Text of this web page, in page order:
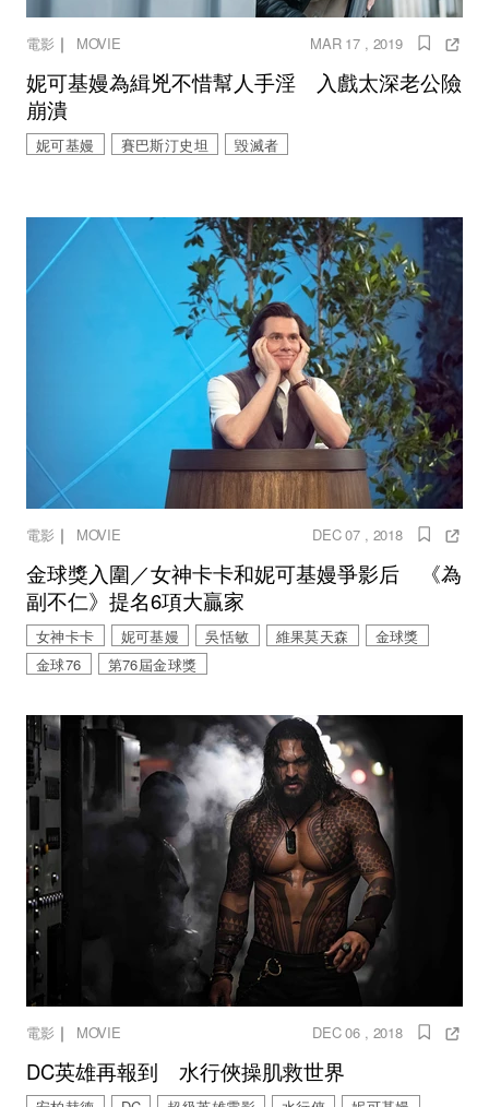
電影 ｜ MOVIE MAR 17 , 2019
妮可基嫚為緝兇不惜幫人手淫 入戲太深老公險
崩潰
妮可基嫚 賽巴斯汀史坦 毀滅者
電影 ｜ MOVIE DEC 07 , 2018
金球獎入圍／女神卡卡和妮可基嫚爭影后 《為
副不仁》提名6項大贏家
女神卡卡 妮可基嫚 吳恬敏 維果莫天森
金球獎
金球76
第76屆金球獎
電影 ｜ MOVIE DEC 06 , 2018
DC英雄再報到 水行俠操肌救世界